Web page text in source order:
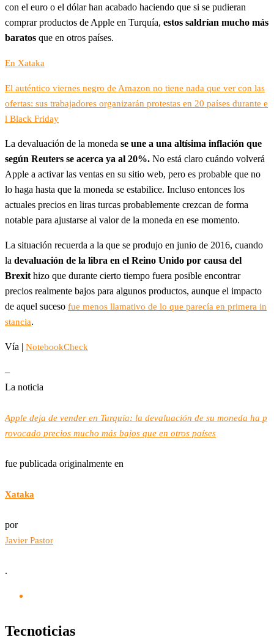
con el euro o el dólar han acabado haciendo que si se pudieran
comprar productos de Apple en Turquía, estos saldrían mucho más
baratos que en otros países.
En Xataka
El auténtico viernes negro de Amazon no tiene nada que ver con las
ofertas: sus trabajadores organizarán protestas en 20 países durante e
l Black Friday
La devaluación de la moneda se une a una altísima inflación que
según Reuters se acerca ya al 20%. No está claro cuándo volverá
Apple a activar las ventas en su sitio web, pero es probable que no
lo haga hasta que la moneda se estabilice. Incluso entonces los
actuales precios en liras turcas probablemente crezcan de forma
notable para ajustarse al valor de la moneda en ese momento.
La situación recuerda a la que se produjo en junio de 2016, cuando
la devaluación de la libra en el Reino Unido por causa del
Brexit hizo que durante cierto tiempo fuera posible encontrar
precios realmente bajos para algunos productos, aunque el impacto
de aquel suceso fue menos llamativo de lo que parecía en primera in
stancia.
Vía | NotebookCheck
–
La noticia
Apple deja de vender en Turquía: la devaluación de su moneda ha p
rovocado precios mucho más bajos que en otros países
fue publicada originalmente en
Xataka
por
Javier Pastor
.
Tecnoticias